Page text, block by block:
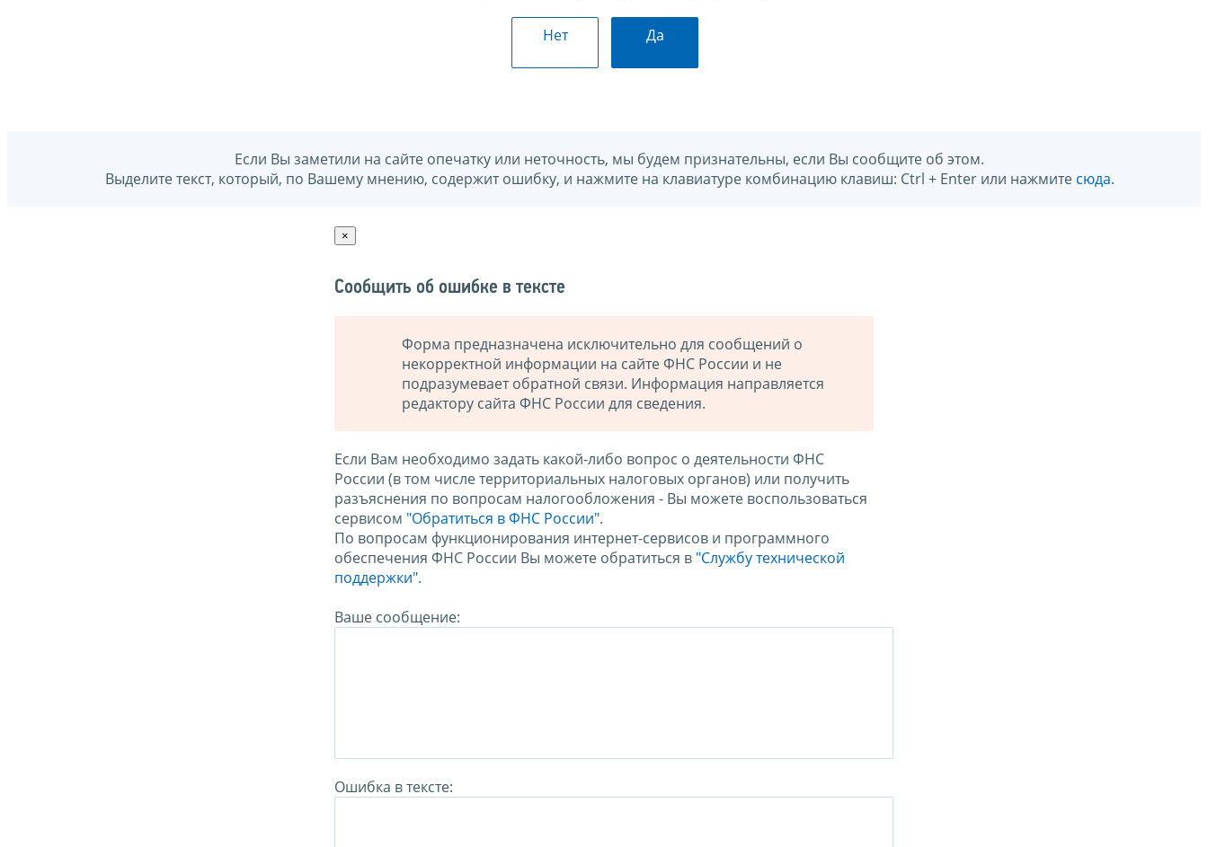
Нет Да
Если Вы заметили на сайте опечатку или неточность, мы будем признательны, если Вы сообщите об этом.
Выделите текст, который, по Вашему мнению, содержит ошибку, и нажмите на клавиатуре комбинацию клавиш: Ctrl + Enter или нажмите сюда.
×
Сообщить об ошибке в тексте
Форма предназначена исключительно для сообщений о
некорректной информации на сайте ФНС России и не
подразумевает обратной связи. Информация направляется
редактору сайта ФНС России для сведения.
Если Вам необходимо задать какой-либо вопрос о деятельности ФНС
России (в том числе территориальных налоговых органов) или получить
разъяснения по вопросам налогообложения - Вы можете воспользоваться
сервисом "Обратиться в ФНС России".
По вопросам функционирования интернет-сервисов и программного
обеспечения ФНС России Вы можете обратиться в "Службу технической
поддержки".
Ваше сообщение:
Ошибка в тексте: